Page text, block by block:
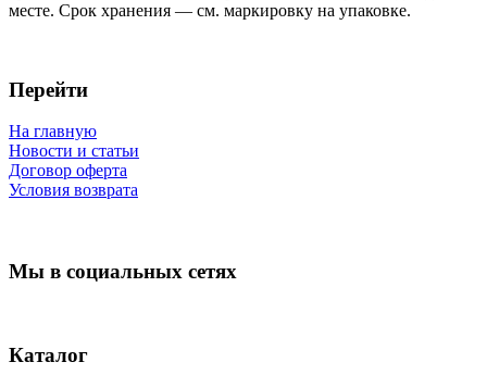
месте. Срок хранения — см. маркировку на упаковке.
Перейти
На главную
Новости и статьи
Договор оферта
Условия возврата
Мы в социальных сетях
Каталог